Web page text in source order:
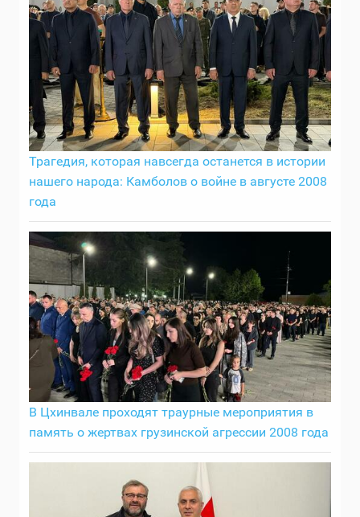
Трагедия, которая навсегда останется в истории
нашего народа: Камболов о войне в августе 2008
года
В Цхинвале проходят траурные мероприятия в
память о жертвах грузинской агрессии 2008 года